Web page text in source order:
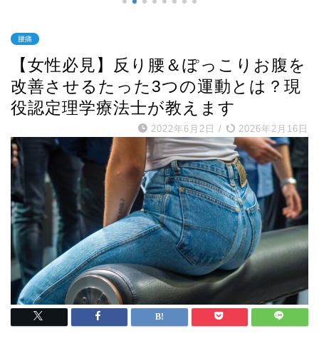
腰痛
【女性必見】反り腰＆ぽっこりお腹を
改善させるたった3つの運動とは？現
役認定理学療法士が教えます
2022年6月2日 / 2026年2月16日